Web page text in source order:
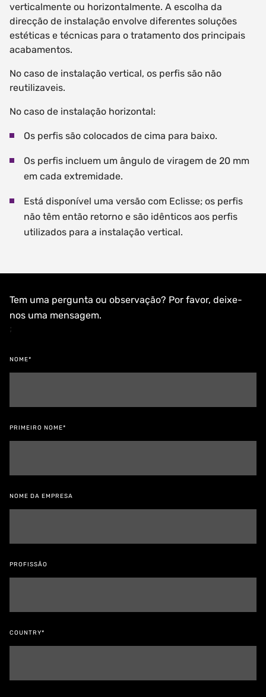
verticalmente ou horizontalmente. A escolha da
direcção de instalação envolve diferentes soluções
estéticas e técnicas para o tratamento dos principais
acabamentos.
No caso de instalação vertical, os perfis são não
reutilizaveis.
No caso de instalação horizontal:
Os perfis são colocados de cima para baixo.
Os perfis incluem um ângulo de viragem de 20 mm
em cada extremidade.
Está disponível uma versão com Eclisse; os perfis
não têm então retorno e são idênticos aos perfis
utilizados para a instalação vertical.
Tem uma pergunta ou observação? Por favor, deixe-
nos uma mensagem.
;
NOME*
PRIMEIRO NOME*
NOME DA EMPRESA
PROFISSÃO
COUNTRY*